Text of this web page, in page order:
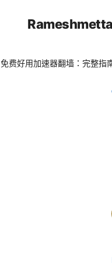
Rameshmetta
免费好用加速器翻墙：完整指